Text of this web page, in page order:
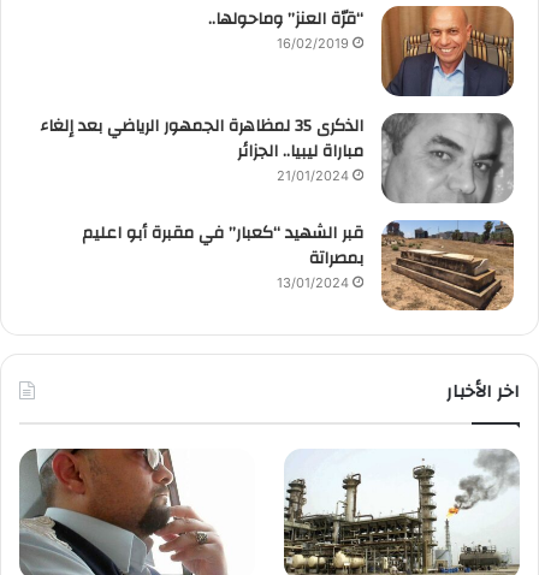
“قرّة العنز” وماحولها..
16/02/2019
الذكرى 35 لمظاهرة الجمهور الرياضي بعد إلغاء
مباراة ليبيا.. الجزائر
21/01/2024
قبر الشهيد “كعبار” في مقبرة أبو اعليم
بمصراتة
13/01/2024
اخر الأخبار